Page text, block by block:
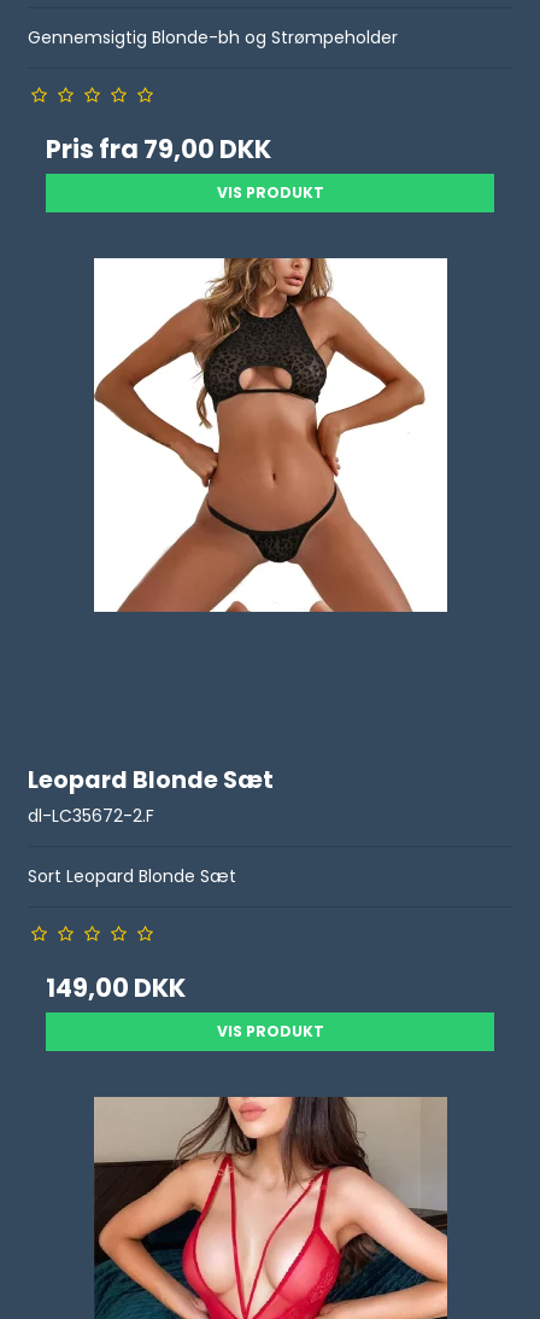
Gennemsigtig Blonde-bh og Strømpeholder
Pris fra 79,00 DKK
VIS PRODUKT
Leopard Blonde Sæt
dl-LC35672-2.F
Sort Leopard Blonde Sæt
149,00 DKK
VIS PRODUKT